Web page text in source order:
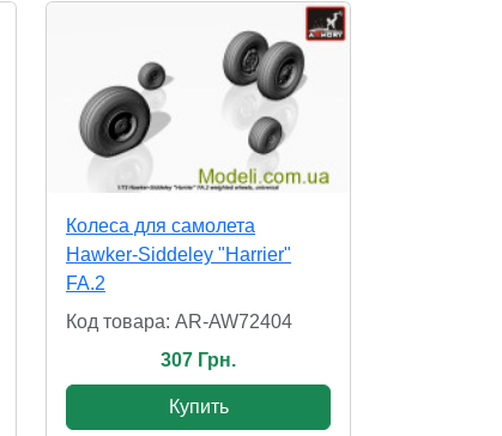
Колеса для самолета
Hawker-Siddeley "Harrier"
FA.2
Код товара: AR-AW72404
307 Грн.
Купить